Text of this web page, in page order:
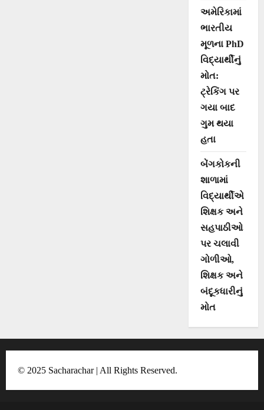
અમેરિકામાં
ભારતીય
મૂળના PhD
વિદ્યાર્થીનું
મોત:
ટ્રેકિંગ પર
ગયા બાદ
ગુમ થયા
હતા
બેંગકોકની
શાળામાં
વિદ્યાર્થીએ
શિક્ષક અને
સહપાઠીઓ
પર ચલાવી
ગોળીઓ,
શિક્ષક અને
બંદૂકધારીનું
મોત
© 2025 Sacharachar | All Rights Reserved.